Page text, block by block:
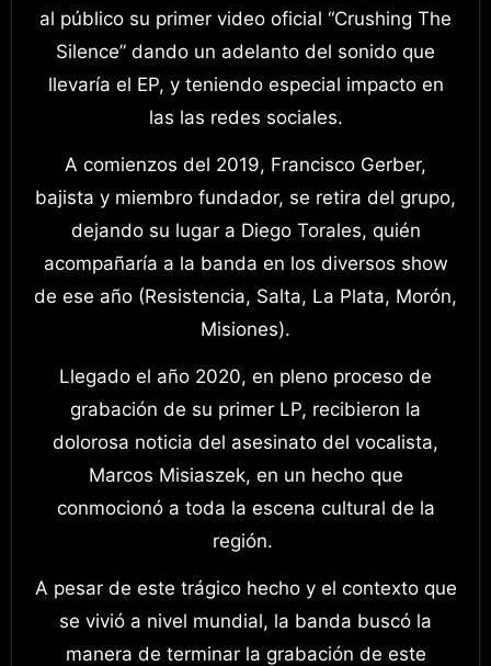
al público su primer video oficial “Crushing The
Silence” dando un adelanto del sonido que
llevaría el EP, y teniendo especial impacto en
las las redes sociales.
A comienzos del 2019, Francisco Gerber,
bajista y miembro fundador, se retira del grupo,
dejando su lugar a Diego Torales, quién
acompañaría a la banda en los diversos show
de ese año (Resistencia, Salta, La Plata, Morón,
Misiones).
Llegado el año 2020, en pleno proceso de
grabación de su primer LP, recibieron la
dolorosa noticia del asesinato del vocalista,
Marcos Misiaszek, en un hecho que
conmocionó a toda la escena cultural de la
región.
A pesar de este trágico hecho y el contexto que
se vivió a nivel mundial, la banda buscó la
manera de terminar la grabación de este